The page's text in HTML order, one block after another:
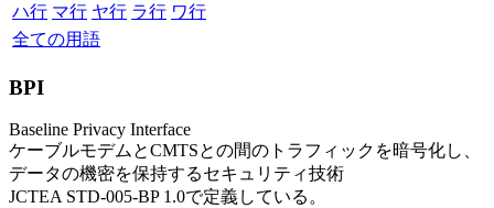
ハ行 マ行 ヤ行 ラ行 ワ行
全ての用語
BPI
Baseline Privacy Interface
ケーブルモデムとCMTSとの間のトラフィックを暗号化し、
データの機密を保持するセキュリティ技術
JCTEA STD-005-BP 1.0で定義している。